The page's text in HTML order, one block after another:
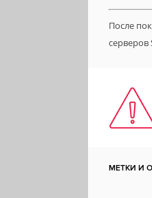
После
серверов
МЕТКИ И